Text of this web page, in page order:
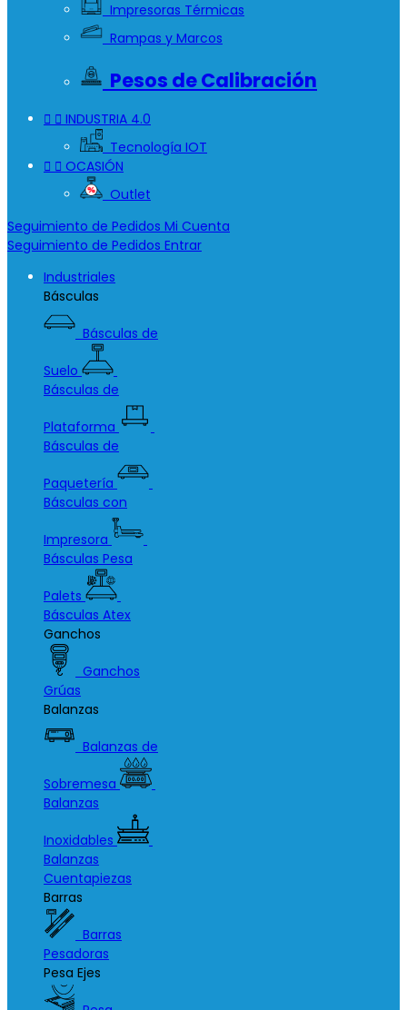
Impresoras Térmicas
Rampas y Marcos
Pesos de Calibración
  INDUSTRIA 4.0
Tecnología IOT
  OCASIÓN
Outlet
Seguimiento de Pedidos Mi Cuenta
Seguimiento de Pedidos Entrar
Industriales
Básculas
Básculas de
Suelo
Básculas de
Plataforma
Básculas de
Paquetería
Básculas con
Impresora
Básculas Pesa
Palets
Básculas Atex
Ganchos
Ganchos
Grúas
Balanzas
Balanzas de
Sobremesa
Balanzas
Inoxidables
Balanzas
Cuentapiezas
Barras
Barras
Pesadoras
Pesa Ejes